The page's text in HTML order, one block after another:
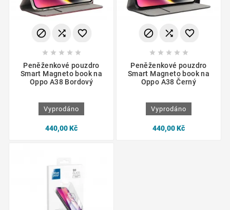
  
    
Peněženkové pouzdro
Smart Magneto book na
Oppo A38 Bordový
Vyprodáno
440,00 Kč
  
    
Peněženkové pouzdro
Smart Magneto book na
Oppo A38 Černý
Vyprodáno
440,00 Kč